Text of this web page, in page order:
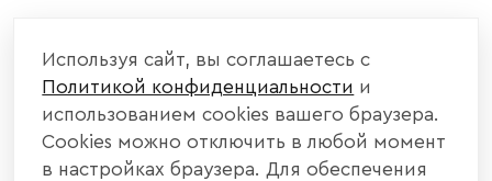
КАТАЛОГ МЕБЕЛИ
ИНФОРМАЦИЯ
Используя сайт, вы соглашаетесь с
Политикой конфиденциальности и
использованием cookies вашего браузера.
Cookies можно отключить в любой момент
в настройках браузера. Для обеспечения